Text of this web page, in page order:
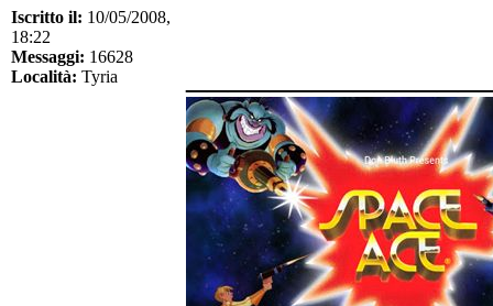
Iscritto il: 10/05/2008,
18:22
Messaggi: 16628
Località: Tyria